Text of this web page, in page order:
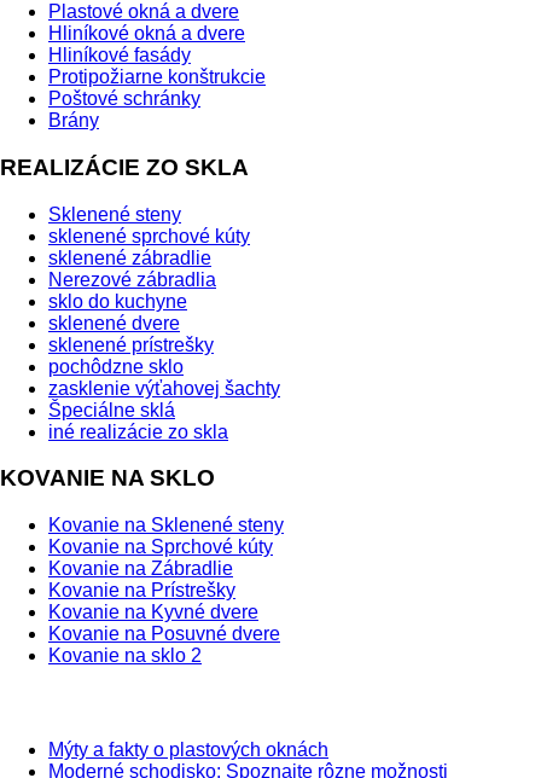
Plastové okná a dvere
Hliníkové okná a dvere
Hliníkové fasády
Protipožiarne konštrukcie
Poštové schránky
Brány
REALIZÁCIE ZO SKLA
Sklenené steny
sklenené sprchové kúty
sklenené zábradlie
Nerezové zábradlia
sklo do kuchyne
sklenené dvere
sklenené prístrešky
pochôdzne sklo
zasklenie výťahovej šachty
Špeciálne sklá
iné realizácie zo skla
KOVANIE NA SKLO
Kovanie na Sklenené steny
Kovanie na Sprchové kúty
Kovanie na Zábradlie
Kovanie na Prístrešky
Kovanie na Kyvné dvere
Kovanie na Posuvné dvere
Kovanie na sklo 2
Mýty a fakty o plastových oknách
Moderné schodisko: Spoznajte rôzne možnosti